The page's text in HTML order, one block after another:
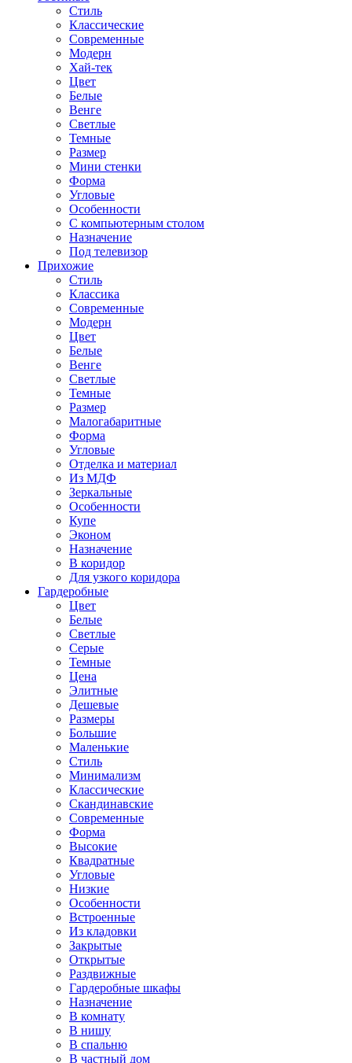
Стиль
Классические
Современные
Модерн
Хай-тек
Цвет
Белые
Венге
Светлые
Темные
Размер
Мини стенки
Форма
Угловые
Особенности
С компьютерным столом
Назначение
Под телевизор
Прихожие
Стиль
Классика
Современные
Модерн
Цвет
Белые
Венге
Светлые
Темные
Размер
Малогабаритные
Форма
Угловые
Отделка и материал
Из МДФ
Зеркальные
Особенности
Купе
Эконом
Назначение
В коридор
Для узкого коридора
Гардеробные
Цвет
Белые
Светлые
Серые
Темные
Цена
Элитные
Дешевые
Размеры
Большие
Маленькие
Стиль
Минимализм
Классические
Скандинавские
Современные
Форма
Высокие
Квадратные
Угловые
Низкие
Особенности
Встроенные
Из кладовки
Закрытые
Открытые
Раздвижные
Гардеробные шкафы
Назначение
В комнату
В нишу
В спальню
В частный дом